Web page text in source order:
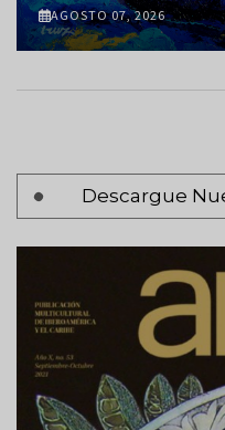
AGOSTO 07, 2026
Descargue
Paginación
página
Siguiente >